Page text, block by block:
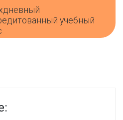
учебный